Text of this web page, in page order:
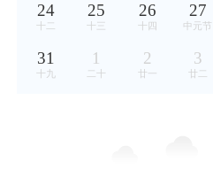
24
十二
25
十三
26
十四
27
中元节
31
十九
1
二十
2
廿一
3
廿二